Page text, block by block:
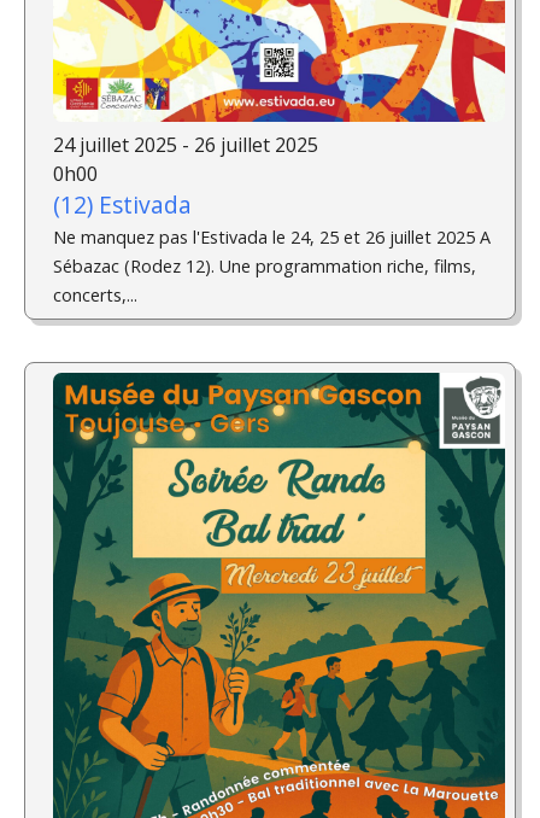
24 juillet 2025 - 26 juillet 2025
0h00
(12) Estivada
Ne manquez pas l'Estivada le 24, 25 et 26 juillet 2025 A
Sébazac (Rodez 12). Une programmation riche, films,
concerts,...